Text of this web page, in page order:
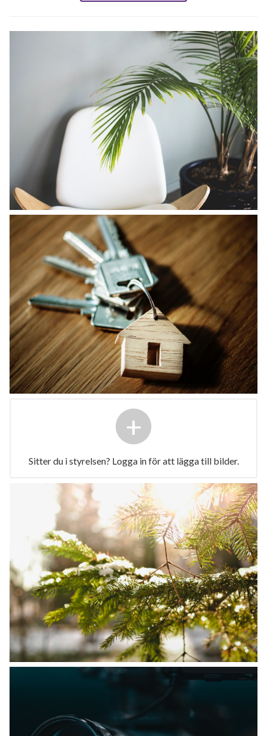
+
Sitter du i styrelsen? Logga in för att lägga till bilder.